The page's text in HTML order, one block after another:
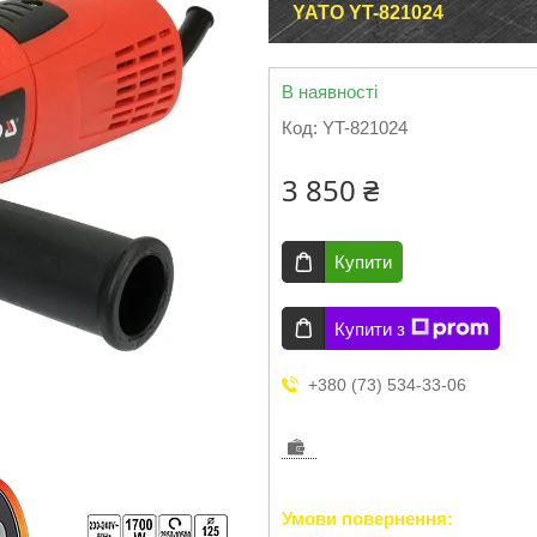
YATO YT-821024
В наявності
Код: YT-821024
3 850 ₴
Купити
Купити з
+380 (73) 534-33-06